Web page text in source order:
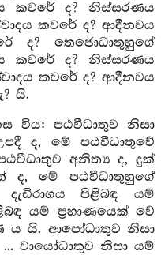
කවරේ ද? නිස්සරණය
කවරේ ද? ආදීනවය
ද? තෙජොධාතුහුගේ
කවරේ ද? නිස්සරණය
කවරේ ද? ආදීනවය
යි.
විය: පඨවීධාතුව නිසා
ද, මේ පඨවීධාතුවේ
අනිත්‍ය ද, දුක්
ද, මේ පඨවීධාතුහුගේ
පිළිබඳ යම්
යම් ප්‍රහාණයෙක් වේ
ය යි. ආපෝධාතුව නිසා
වායෝධාතුව නිසා යම්